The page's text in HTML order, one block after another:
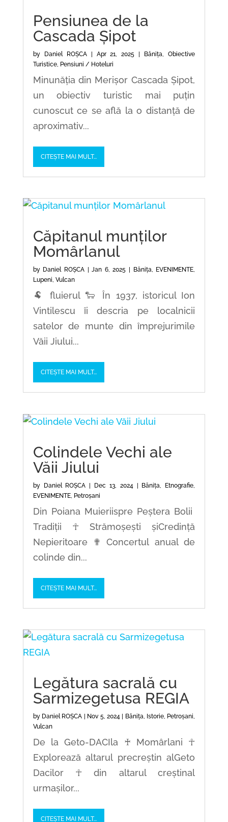
Pensiunea de la
Cascada Șipot
by Daniel ROȘCA| Apr 21, 2025 Bănița,Obiective
Turistice, Pensiuni / Hoteluri
Minunăția din Merișor Cascada Șipot,
un obiectiv turistic mai puțin
cunoscut ce se află la o distanță de
aproximativ...
CITEȘTE MAI MULT...
Căpitanul munților
Momârlanul
by Daniel ROȘCA |Jan 6, 2025 Bănița, EVENIMENTE,
Lupeni, Vulcan
🐏 fluierul 🐑 În 1937, istoricul Ion
Vintilescu îi descria pe localnicii
satelor de munte din împrejurimile
Văii Jiului...
CITEȘTE MAI MULT...
Colindele Vechi ale
Văii Jiului
by Daniel ROȘCA | Dec 13, 2024 | Bănița Etnografie
EVENIMENTE, Petroșani
Din Poiana Muieriispre Peștera Bolii
Tradiții ☥ Strămoșești șiCredință
Nepieritoare ✟ Concertul anual de
colinde din...
CITEȘTE MAI MULT...
Legătura sacrală cu
Sarmizegetusa REGIA
by Daniel ROȘCA | Nov 5, 2024 | Bănița Istorie, Petroșani
Vulcan
De la Geto-DACIla ♰ Momârlani ☥
Explorează altarul precreștin alGeto
Dacilor ☥ din altarul creștinal
urmașilor...
CITEȘTE MAI MULT...